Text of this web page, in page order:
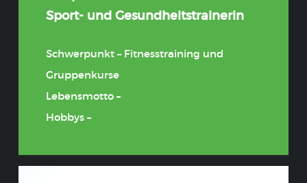
Sport- und Gesundheitstrainerin
Schwerpunkt – Fitnesstraining und
Gruppenkurse
Lebensmotto –
Hobbys –